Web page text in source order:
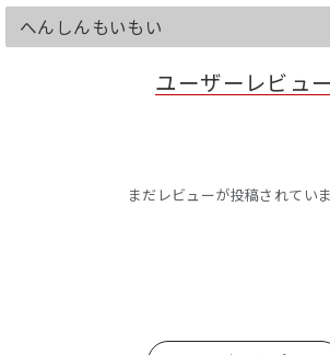
「もいもい」を、
る絵本となってい
へんしんもいもい
ユーザーレビュー
まだレビューが投稿されてい